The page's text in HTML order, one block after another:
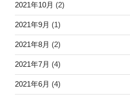
2021年10月 (2)
2021年9月 (1)
2021年8月 (2)
2021年7月 (4)
2021年6月 (4)